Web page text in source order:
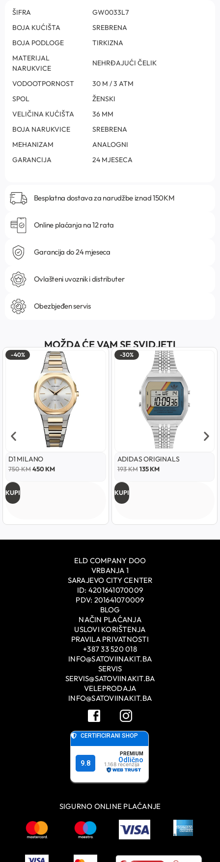
ŠIFRA
GW0033L7
BOJA KUĆIŠTA
SREBRENA
BOJA PODLOGE
TIRKIZNA
MATERIJAL
NARUKVICE
NEHRĐAJUĆI ČELIK
VODOOTPORNOST
30 M / 3 ATM
SPOL
ŽENSKI
VELIČINA KUĆIŠTA
36 MM
BOJA NARUKVICE
SREBRENA
MEHANIZAM
ANALOGNI
GARANCIJA
24 MJESECA
Besplatna dostava za narudžbe iznad 150KM
Online plaćanja na 12 rata
Garancija do 24 mjeseca
Ovlašteni uvoznik i distributer
Obezbjeđen servis
MOŽDA ĆE VAM SE SVIDJETI
-40%
D1 MILANO
750KM450KM
KUPI
-30%
ADIDAS ORIGINALS
193KM 135KM
KUPI
ELD COMPANY DOO
VRBANJA 1
SARAJEVO CITY CENTER
ID: 4201641070009
PDV: 201641070009
BLOG
NAČIN PLAĆANJA
USLOVI KORIŠTENJA
PRAVILA PRIVATNOSTI
+387 33 520 018
INFO@SATOVIINAKIT.BA
SERVIS
SERVIS@SATOVIINAKIT.BA
VELEPRODAJA
INFO@SATOVIINAKIT.BA
SIGURNO ONLINE PLAĆANJE